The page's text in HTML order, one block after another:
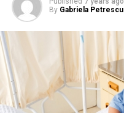
By Gabriela Petrescu